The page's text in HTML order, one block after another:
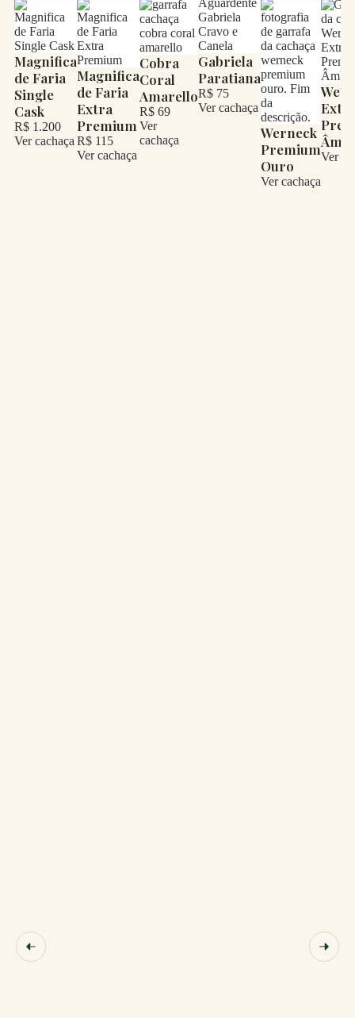
Magnifica
de Faria
Single
Cask
R$ 1.200
Ver cachaça
Magnifica
de Faria
Extra
Premium
R$ 115
Ver cachaça
Cobra
Coral
Amarello
R$ 69
Ver
cachaça
Gabriela
Paratiana
R$ 75
Ver cachaça
Werneck
Premium
Ouro
Ver cachaça
Ver